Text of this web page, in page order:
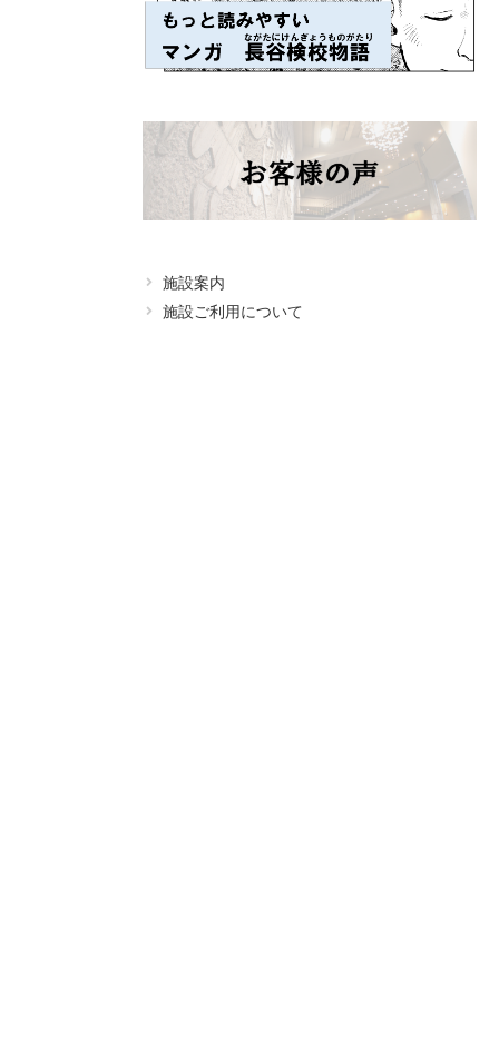
施設案内
施設ご利用について